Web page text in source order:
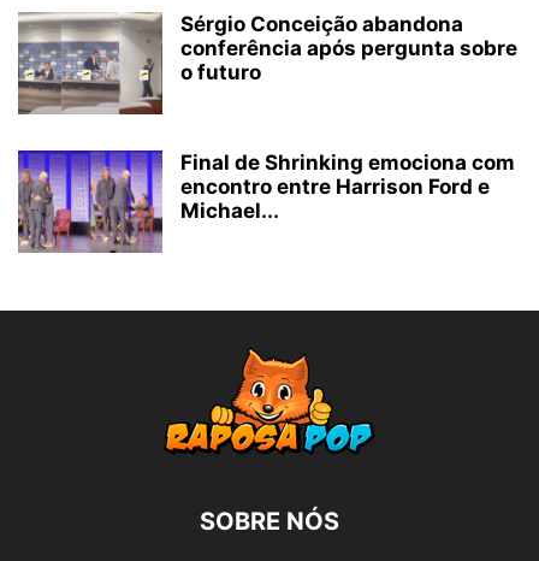
Sérgio Conceição abandona
conferência após pergunta sobre
o futuro
Final de Shrinking emociona com
encontro entre Harrison Ford e
Michael...
SOBRE NÓS